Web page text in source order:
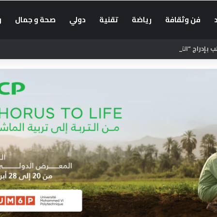
فن وثقافة رياضة تقنية دولي صحة و جمال
“التوقيت الميسر” في الحوار الاجتماعي